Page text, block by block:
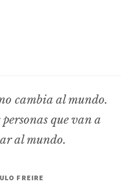
cambia al mundo.
que van a
al mundo.
FREIRE